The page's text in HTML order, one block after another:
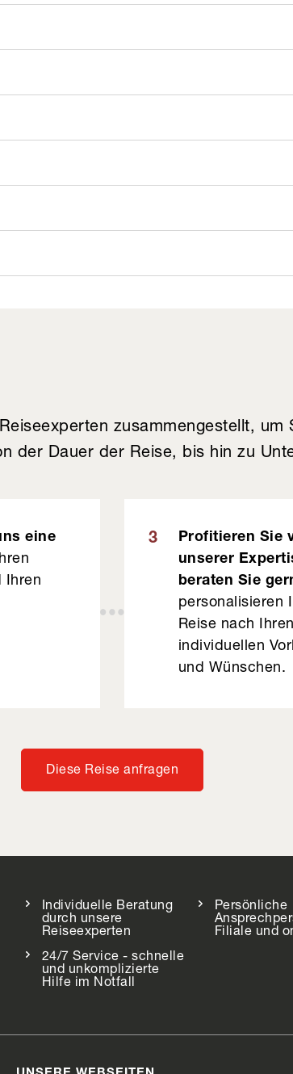
zusammengestellt,
der Dauer der Reise, bis hin zu
eine
Ihren
3
Profitieren Sie
unserer
beraten Sie
personalisieren
Reise nach Ihren
individuellen
und Wünschen.
Diese Reise anfragen
Individuelle Beratung
durch unsere
Reiseexperten
Persönliche
Filiale und
24/7 Service - schnelle
und unkomplizierte
Hilfe im Notfall